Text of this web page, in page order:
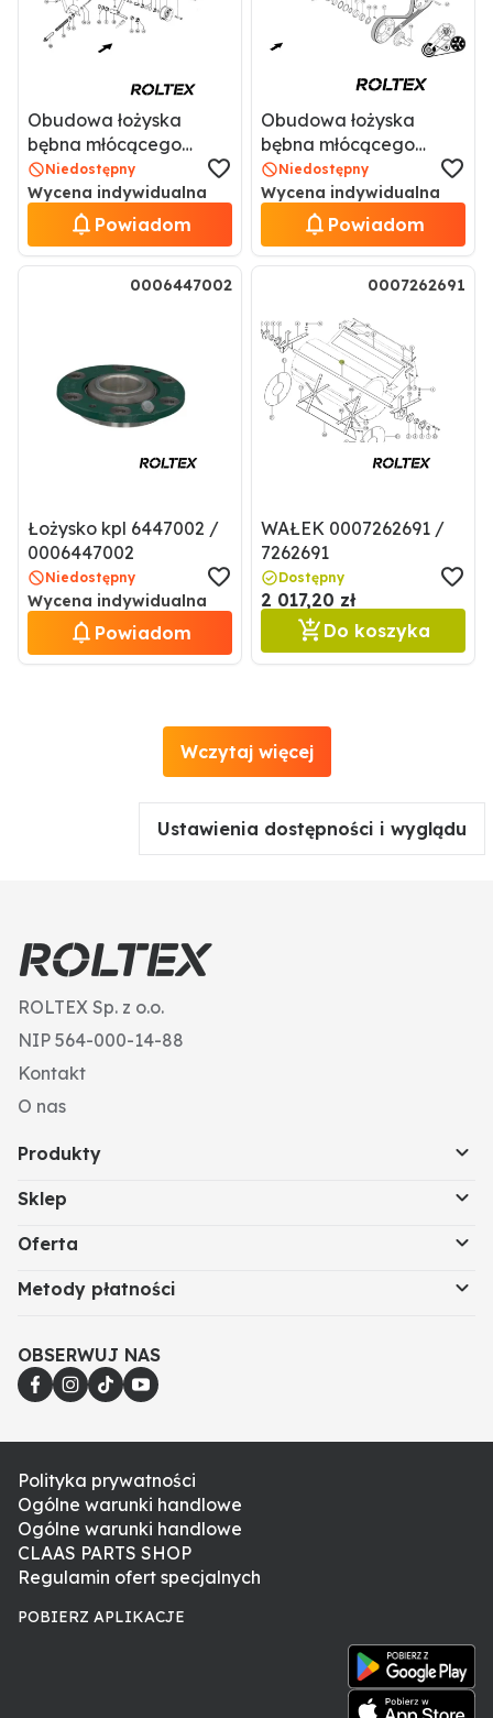
Obudowa łożyska
bębna młócącego
0006287260 / 6287260
Niedostępny
Wycena indywidualna
Powiadom
Obudowa łożyska
bębna młócącego
przekładni regulacyjnej
bębna młocarni
0006287250 / 6287250
Niedostępny
Wycena indywidualna
Powiadom
0006447002
Łożysko kpl 6447002 /
0006447002
Niedostępny
Wycena indywidualna
Powiadom
0007262691
WAŁEK 0007262691 /
7262691
Dostępny
2 017,20 zł
Do koszyka
Wczytaj więcej
Ustawienia dostępności i wyglądu
ROLTEX Sp. z o.o.
NIP 564-000-14-88
Kontakt
O nas
Produkty
Sklep
Oferta
Metody płatności
OBSERWUJ NAS
Polityka prywatności
Ogólne warunki handlowe
Ogólne warunki handlowe
CLAAS PARTS SHOP
Regulamin ofert specjalnych
POBIERZ APLIKACJE